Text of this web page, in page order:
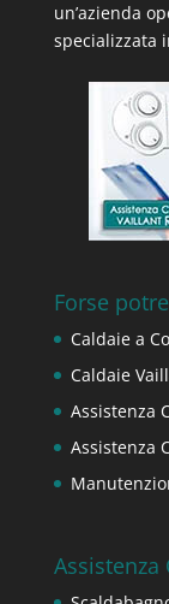
un’azienda
specializzata
Forse
Caldaie a
Caldaie
Assistenza
Assistenza
Assistenza